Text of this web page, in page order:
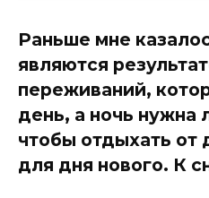
Раньше мне
являются
переживаний,
день, а ночь нужна
чтобы отдыхать от
для дня нового. К